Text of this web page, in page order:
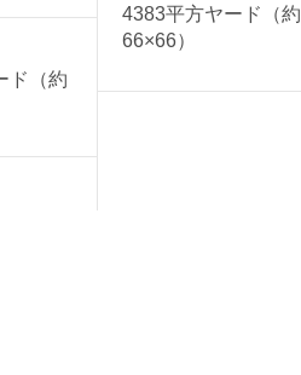
ド（約
4383平方ヤード（約
66×66）